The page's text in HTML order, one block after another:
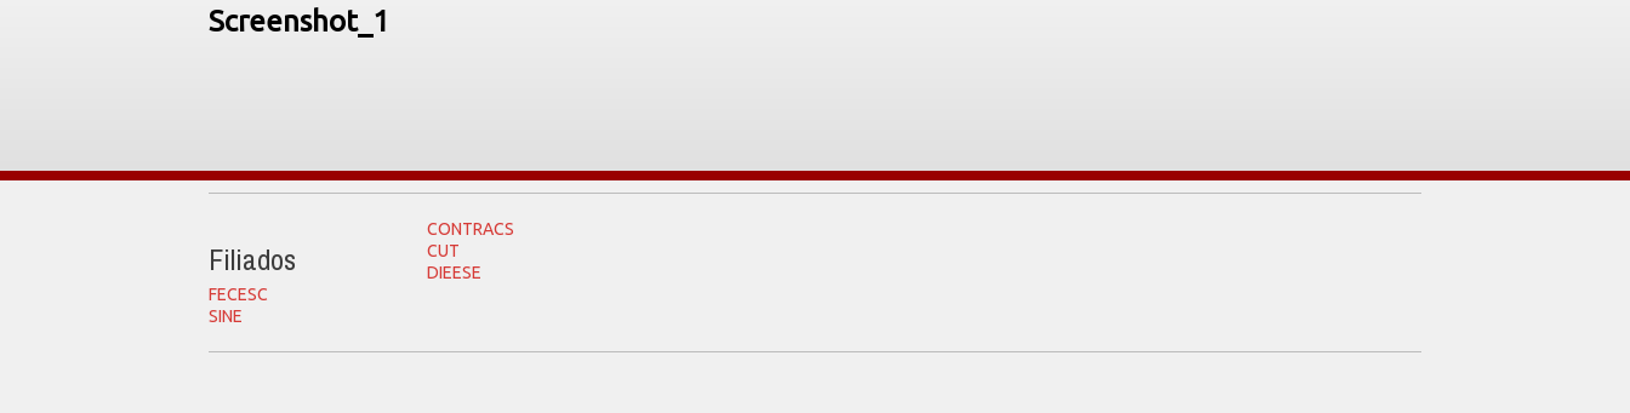
Screenshot_1
Filiados
CONTRACS
CUT
DIEESE
FECESC
SINE